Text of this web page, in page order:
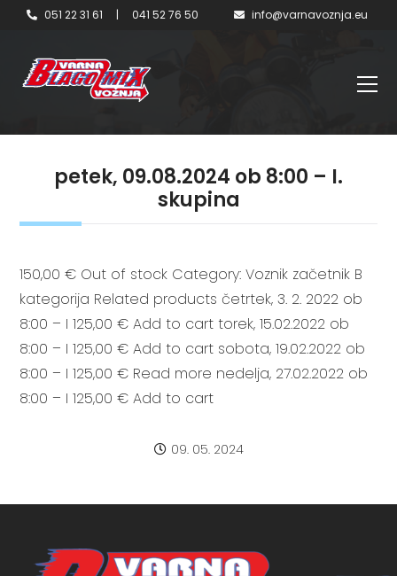
051 22 31 61 | 041 52 76 50 info@varnavoznja.eu
petek, 09.08.2024 ob 8:00 – I.
skupina
150,00 € Out of stock Category: Voznik začetnik B
kategorija Related products četrtek, 3. 2. 2022 ob
8:00 – I 125,00 € Add to cart torek, 15.02.2022 ob
8:00 – I 125,00 € Add to cart sobota, 19.02.2022 ob
8:00 – I 125,00 € Read more nedelja, 27.02.2022 ob
8:00 – I 125,00 € Add to cart
09. 05. 2024